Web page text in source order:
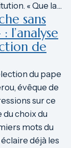
« Que la…
sans
l’analyse
de
du pape
évêque de
sur ce
choix du
mots du
déjà les